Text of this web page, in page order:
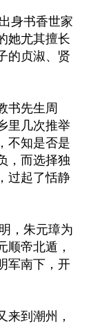
身书香世家
她尤其擅长
的贞淑、贤
书先生周
里几次推举
不知是否是
，而选择独
过起了恬静
，朱元璋为
顺帝北遁，
军南下，开
来到潮州，